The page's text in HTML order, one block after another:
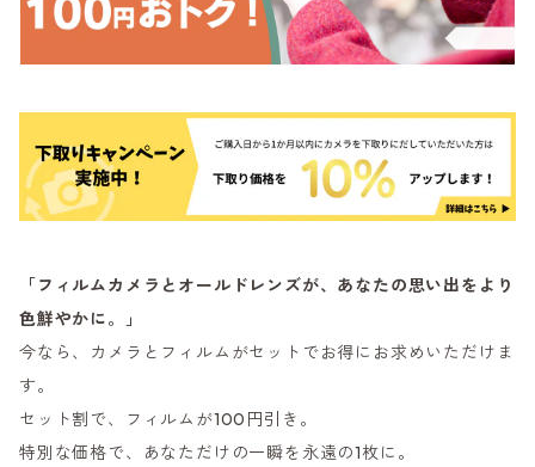
「フィルムカメラとオールドレンズが、あなたの思い出をより
色鮮やかに。」
今なら、カメラとフィルムがセットでお得にお求めいただけま
す。
セット割で、フィルムが100円引き。
特別な価格で、あなただけの一瞬を永遠の1枚に。